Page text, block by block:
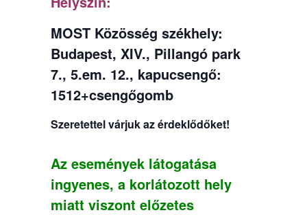
MOST Közösség székhely:
Budapest, XIV., Pillangó park
7., 5.em. 12., kapucsengő:
1512+csengőgomb
Szeretettel várjuk az érdeklődőket!
Az események látogatása
ingyenes, a korlátozott hely
miatt viszont előzetes